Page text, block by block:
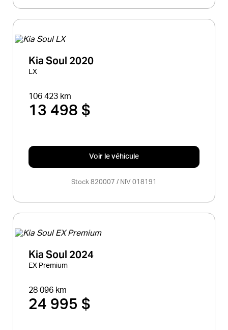
Kia Soul 2020
LX
106 423 km
13 498 $
Voir le véhicule
Stock 820007 / NIV 018191
Kia Soul 2024
EX Premium
28 096 km
24 995 $